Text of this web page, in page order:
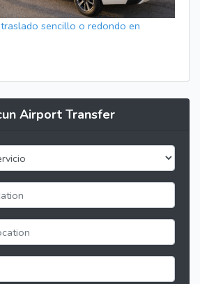
traslado sencillo o redondo en
Airport Transfer